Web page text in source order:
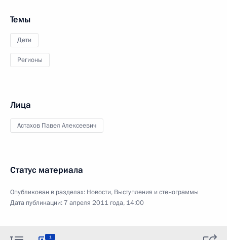
Темы
Дети
Регионы
Лица
Астахов Павел Алексеевич
Статус материала
Опубликован в разделах: Новости, Выступления и стенограммы
Дата публикации: 7 апреля 2011 года, 14:00
1